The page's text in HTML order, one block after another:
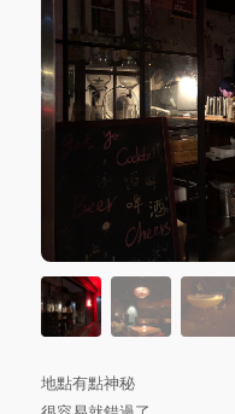
地點有點神秘